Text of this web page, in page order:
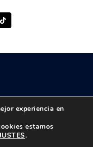
los derechos reservados
Aviso Legal
experiencia en
estamos
.